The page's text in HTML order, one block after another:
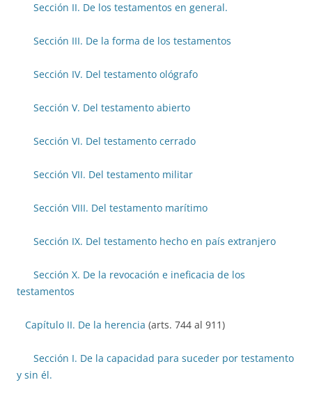
Sección II. De los testamentos en general.
Sección III. De la forma de los testamentos
Sección IV. Del testamento ológrafo
Sección V. Del testamento abierto
Sección VI. Del testamento cerrado
Sección VII. Del testamento militar
Sección VIII. Del testamento marítimo
Sección IX. Del testamento hecho en país extranjero
Sección X. De la revocación e ineficacia de los
testamentos
Capítulo II. De la herencia (arts. 744 al 911)
Sección I. De la capacidad para suceder por testamento
y sin él.